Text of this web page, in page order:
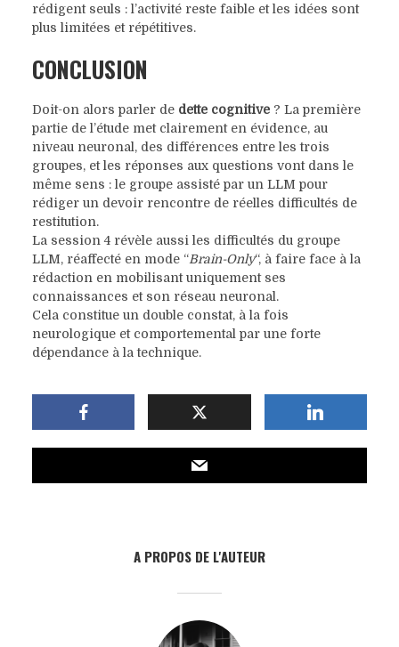
rédigent seuls : l’activité reste faible et les idées sont
plus limitées et répétitives.
CONCLUSION
Doit-on alors parler de dette cognitive? La première
partie de l’étude met clairement en évidence, au
niveau neuronal, des différences entre les trois
groupes, et les réponses aux questions vont dans le
même sens : le groupe assisté par un LLM pour
rédiger un devoir rencontre de réelles difficultés de
restitution.
La session 4 révèle aussi les difficultés du groupe
LLM, réaffecté en mode “Brain-Only“, à faire face à la
rédaction en mobilisant uniquement ses
connaissances et son réseau neuronal.
Cela constitue un double constat, à la fois
neurologique et comportemental par une forte
dépendance à la technique.
A PROPOS DE L'AUTEUR